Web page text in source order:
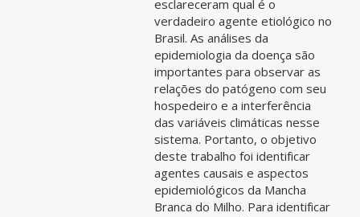
esclareceram qual é o
verdadeiro agente etiológico no
Brasil. As análises da
epidemiologia da doença são
importantes para observar as
relações do patógeno com seu
hospedeiro e a interferência
das variáveis climáticas nesse
sistema. Portanto, o objetivo
deste trabalho foi identificar
agentes causais e aspectos
epidemiológicos da Mancha
Branca do Milho. Para identificar